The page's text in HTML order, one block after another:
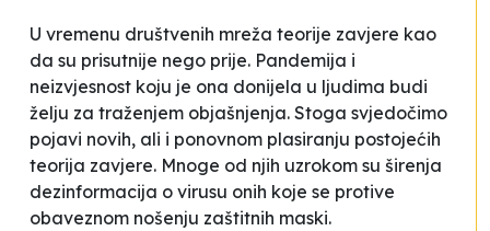
U vremenu društvenih mreža teorije zavjere kao
da su prisutnije nego prije. Pandemija i
neizvjesnost koju je ona donijela u ljudima budi
želju za traženjem objašnjenja. Stoga svjedočimo
pojavi novih, ali i ponovnom plasiranju postojećih
teorija zavjere. Mnoge od njih uzrokom su širenja
dezinformacija o virusu onih koje se protive
obaveznom nošenju zaštitnih maski.